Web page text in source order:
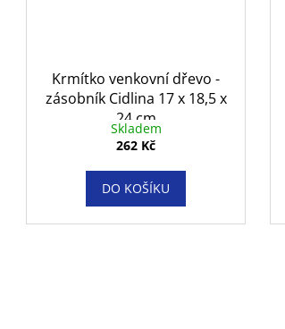
Krmítko venkovní dřevo -
zásobník Cidlina 17 x 18,5 x
24 cm
Skladem
262 Kč
DO KOŠÍKU